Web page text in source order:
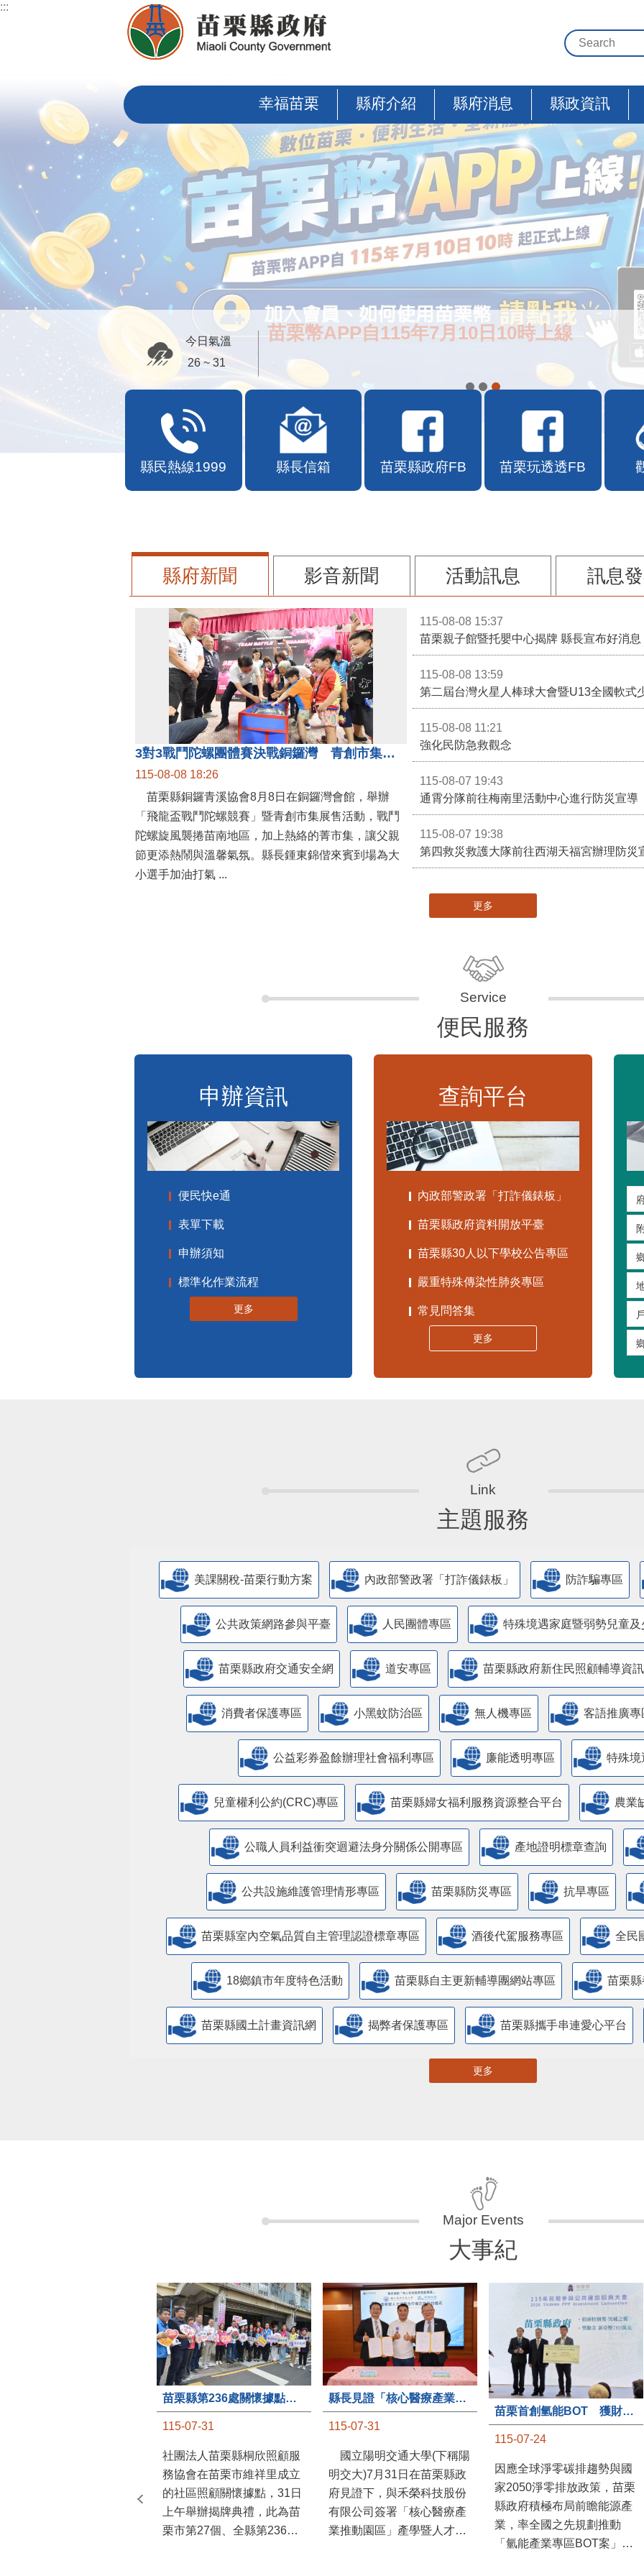
跳到主要內容區塊
:::
幸福苗栗 縣府介紹 縣府消息 縣政資訊
苗栗幣APP自115年7月10日10時上線
今日氣溫
26 ~ 31
縣民熱線1999 縣長信箱 苗栗縣政府FB 苗栗玩透透FB
縣府新聞 影音新聞 活動訊息 訊息
3對3戰鬥陀螺團體賽決戰銅鑼灣 青創市集展售為父親節增添繽紛
115-08-08 18:26
苗栗縣銅鑼青溪協會8月8日在銅鑼灣會館，舉辦
「飛龍盃戰鬥陀螺競賽」暨青創市集展售活動，戰鬥
陀螺旋風襲捲苗南地區，加上熱絡的菁市集，讓父親
節更添熱鬧與溫馨氣氛。縣長鍾東錦偕來賓到場為大
小選手加油打氣 ...
115-08-08 15:37
苗栗親子館暨托嬰中心揭牌 縣長宣布好消
115-08-08 13:59
第二屆台灣火星人棒球大會暨U13全國軟式
115-08-08 11:21
強化民防急救觀念
115-08-07 19:43
通霄分隊前往梅南里活動中心進行防災宣導
115-08-07 19:38
第四救災救護大隊前往西湖天福宮辦理防災
更多
便民服務
申辦資訊
便民快e通
表單下載
申辦須知
標準化作業流程
更多
查詢平台
內政部警政署「打詐儀錶板」
苗栗縣政府資料開放平臺
苗栗縣30人以下學校公告專區
嚴重特殊傳染性肺炎專區
常見問答集
更多
主題服務
美課關稅-苗栗行動方案 內政部警政署「打詐儀錶板」 防詐騙專區
公共政策網路參與平臺 人民團體專區 特殊境遇家庭暨弱勢兒童
苗栗縣政府交通安全網 道安專區 苗栗縣政府新住民照顧輔導資
消費者保護專區 小黑蚊防治區 無人機專區 客語推廣專
公益彩券盈餘辦理社會福利專區 廉能透明專區 特殊境
兒童權利公約(CRC)專區 苗栗縣婦女福利服務資源整合平台 農業
公職人員利益衝突迴避法身分關係公開專區 產地證明標章查詢
​公共設施維護管理情形專區 苗栗縣防災專區 抗旱專區
苗栗縣室內空氣品質自主管理認證標章專區 酒後代駕服務專區 全民
18鄉鎮市年度特色活動 苗栗縣自主更新輔導團網站專區 苗栗
苗栗縣國土計畫資訊網 揭弊者保護專區 苗栗縣攜手串連愛心平台
更多
大事紀
苗栗縣第236處關懷據點在苗栗市維祥里揭牌
115-07-31
社團法人苗栗縣桐欣照顧服
務協會在苗栗市維祥里成立
的社區照顧關懷據點，31日
上午舉辦揭牌典禮，此為苗
栗市第27個、全縣第236處
縣長見證「核心醫療產業推動園區」產學合作簽約儀式
115-07-31
國立陽明交通大學(下稱陽
明交大)7月31日在苗栗縣政
府見證下，與禾榮科技股份
有限公司簽署「核心醫療產
業推動園區」產學暨人才培
苗栗首創氫能BOT 獲財政部「突破之翼」肯定
115-07-24
因應全球淨零碳排趨勢與國
家2050淨零排放政策，苗栗
縣政府積極布局前瞻能源產
業，率全國之先規劃推動
「氫能產業專區BOT案」，